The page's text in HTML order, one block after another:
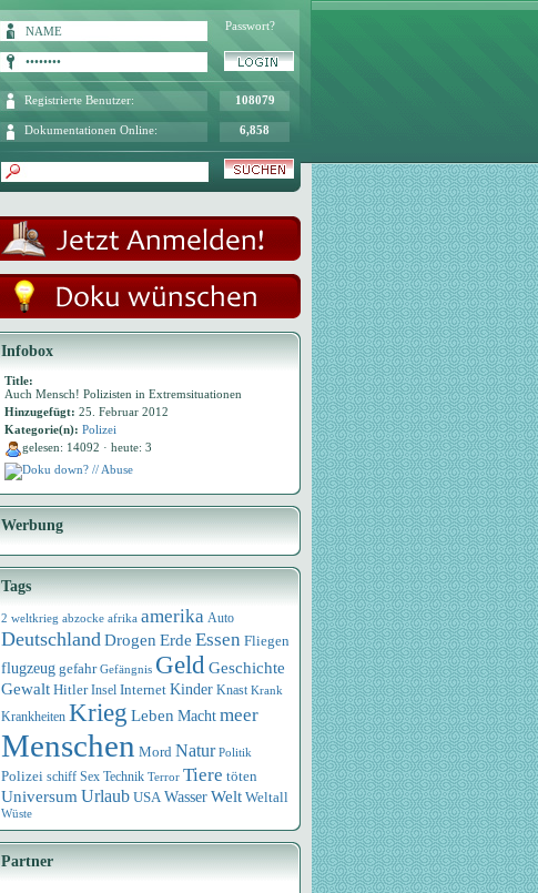
Passwort?
Registrierte Benutzer: 108079
Dokumentationen Online: 6,858
Infobox
Title:
Auch Mensch! Polizisten in Extremsituationen
Hinzugefügt: 25. Februar 2012
Kategorie(n): Polizei
gelesen: 14092 · heute: 3
Doku down? // Abuse
Werbung
Tags
2 weltkrieg abzocke afrika amerika Auto
DeutschlandDrogen Erde Essen Fliegen
flugzeug gefahr Gefängnis GeldGeschichte
Gewalt Hitler Insel Internet Kinder Knast Krank
Krankheiten Krieg Leben Macht meer
Menschen Mord Natur Politik
Polizei schiff Sex Technik Terror Tiere töten
Universum Urlaub USA WasserWelt Weltall
Wüste
Partner